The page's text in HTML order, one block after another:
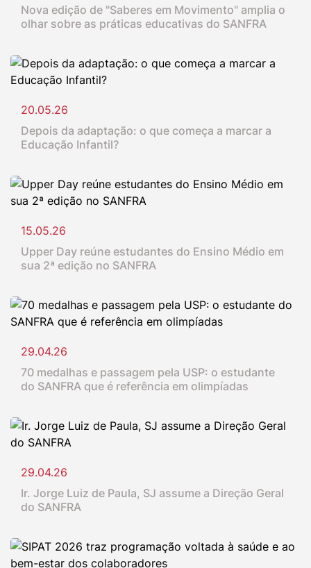
Nova edição de "Saberes em Movimento" amplia o
olhar sobre as práticas educativas do SANFRA
20.05.26
Depois da adaptação: o que começa a marcar a
Educação Infantil?
15.05.26
Upper Day reúne estudantes do Ensino Médio em
sua 2ª edição no SANFRA
29.04.26
70 medalhas e passagem pela USP: o estudante
do SANFRA que é referência em olimpíadas
29.04.26
Ir. Jorge Luiz de Paula, SJ assume a Direção Geral
do SANFRA